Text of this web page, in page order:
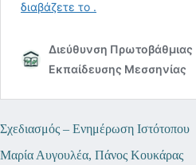
Σχεδιασμός – Ενημέρωση Ιστότοπου
Μαρία Αυγουλέα, Πάνος Κουκάρας